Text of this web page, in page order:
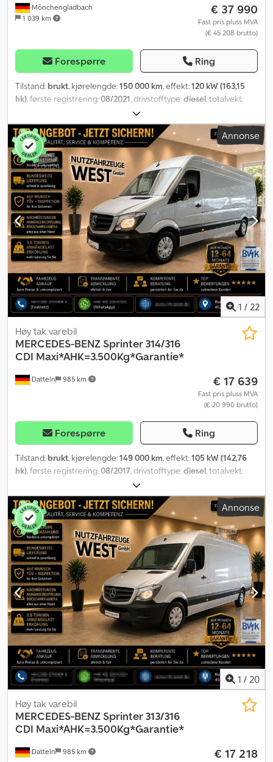
Mönchengladbach
1 039 km
€ 37 990
Fast pris pluss MVA
(€ 45 208 brutto)
Forespørre Ring
Tilstand: brukt, kjørelengde:150 000 km, effekt:120 kW (163,15
hk), første registrering:08/2021, drivstofftype:diesel, totalvekt:
mekanisk
antall seter:3, total lengde:6 146 mm, total bredde:2 035 mm,
total høyde:2 452 mm, lasteromslengde:3 330 mm
lasteplassbredde:1 820 mm, lasteromshøyde: 1 820 mm, Utstyr:
ABS, aircondition, elektronisk stabilitetsprogram (ESP),
navigasjonssystem, partikkelfilter, sentral låsing,
Annonse
1 / 22
Datteln 985 km
Høy tak varebil
MERCEDES-BENZ Sprinter 314/316
CDI Maxi*AHK=3.500Kg*Garantie*
€ 17 639
Fast pris pluss MVA
(€ 20 990 brutto)
Forespørre Ring
Tilstand: brukt, kjørelengde:149 000 km, effekt:105 kW (142,76
hk), første registrering:08/2017, drivstofftype:diesel, totalvekt:
mekanisk
antall seter:2, total lengde:7 000 mm, lasteromslengde:4 300
mm, lasteplassbredde:1 780 mm, lasteromshøyde: 1 920 mm,
Utstyr: ABS, aircondition, navigasjonssystem, parkeringsvarmer,
partikkelfilter, sentral låsing,
Annonse
1 / 20
Datteln 985 km
Høy tak varebil
MERCEDES-BENZ Sprinter 313/316
CDI Maxi*AHK=3.500Kg*Garantie*
€ 17 218